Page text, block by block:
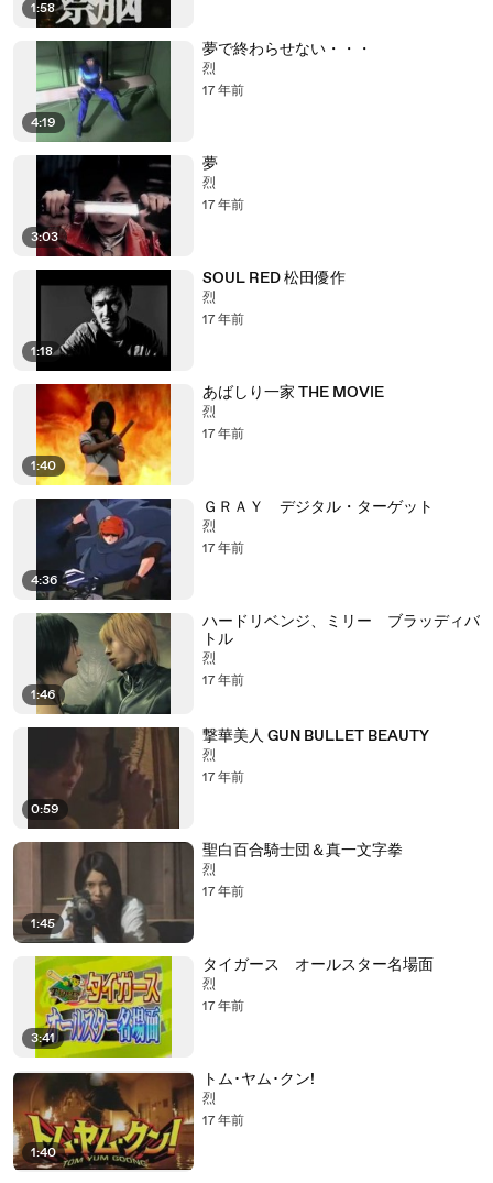
1:58
4:19
夢で終わらせない・・・
烈
17 年前
3:03
夢
烈
17 年前
1:18
SOUL RED 松田優作
烈
17 年前
1:40
あばしり一家 THE MOVIE
烈
17 年前
4:36
ＧＲＡＹ デジタル・ターゲット
烈
17 年前
1:46
ハードリベンジ、ミリー ブラッディバ
トル
烈
17 年前
0:59
撃華美人 GUN BULLET BEAUTY
烈
17 年前
1:45
聖白百合騎士団＆真一文字拳
烈
17 年前
3:41
タイガース オールスター名場面
烈
17 年前
1:40
トム･ヤム･クン!
烈
17 年前